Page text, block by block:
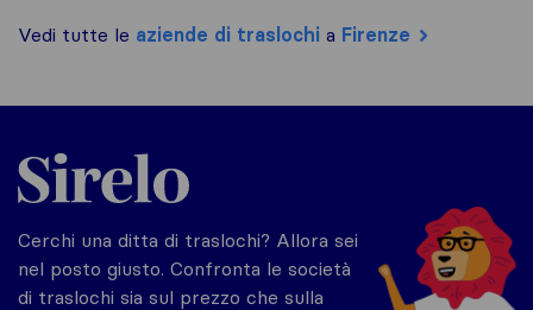
Vedi tutte le aziende di traslochi a Firenze
Sirelo.it
Cerchi una ditta di traslochi? Allora sei
nel posto giusto. Confronta le società
di traslochi sia sul prezzo che sulla